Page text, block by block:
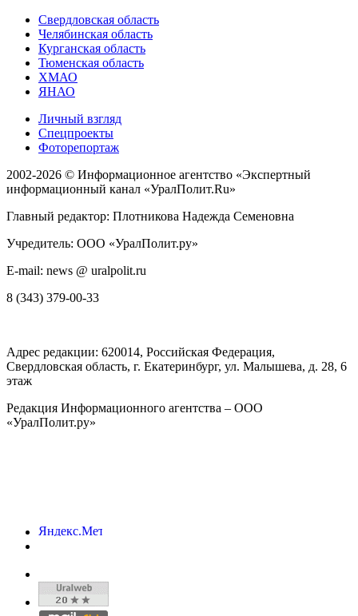
Свердловская область
Челябинская область
Курганская область
Тюменская область
ХМАО
ЯНАО
Личный взгляд
Спецпроекты
Фоторепортаж
2002-2026 © Информационное агентство «Экспертный
информационный канал «УралПолит.Ru»
Главный редактор: Плотникова Надежда Семеновна
Учредитель: ООО «УралПолит.ру»
E-mail: news @ uralpolit.ru
8 (343) 379-00-33
Адрес редакции: 620014, Российская Федерация,
Свердловская область, г. Екатеринбург, ул. Малышева, д. 28, 6
этаж
Редакция Информационного агентства – ООО
«УралПолит.ру»